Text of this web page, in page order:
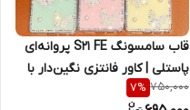
قاب سامسونگ S21 FE پروانه‌ای
پاستلی | کاور فانتزی نگین‌دار با
فریم کروم (نقد و اقساط)
750,000
7%